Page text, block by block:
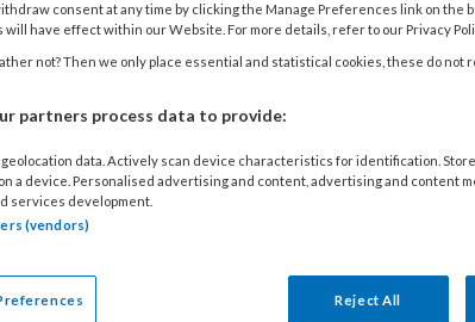
lezen?
lees 2 artikelen gratis per maand
consent at any time by clicking the Manage Preferences link on the
will have effect within our Website. For more details, refer to our Privacy
not? Then we only place essential and statistical cookies, these do not
partners process data to provide:
data. Actively scan device characteristics for identification.
a device. Personalised advertising and content, advertising and content
services development.
(vendors)
Reject All